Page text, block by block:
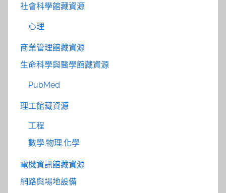
社會科學館藏資源
心理
商業管理館藏資源
生命科學與醫學館藏資源
PubMed
理工館藏資源
工程
數學.物理.化學
電機資訊館藏資源
網路與場地設備